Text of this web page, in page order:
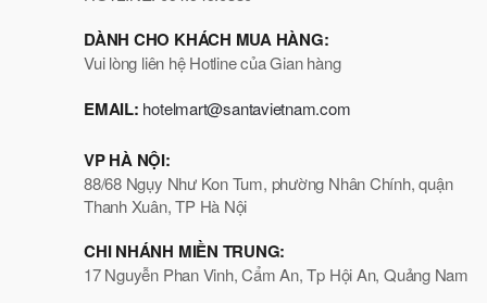
DÀNH CHO KHÁCH MUA HÀNG:
Vui lòng liên hệ Hotline của Gian hàng
EMAIL: hotelmart@santavietnam.com
VP HÀ NỘI:
88/68 Ngụy Như Kon Tum, phường Nhân Chính, quận
Thanh Xuân, TP Hà Nội
CHI NHÁNH MIỀN TRUNG:
17 Nguyễn Phan Vinh, Cẩm An, Tp Hội An, Quảng Nam